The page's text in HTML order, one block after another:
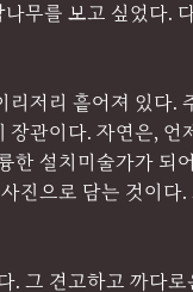
무를 보고 싶었다.
저리 흩어져 있다.
관이다. 자연은, 언
한 설치미술가가 되
진으로 담는 것이
. 그 견고하고 까다